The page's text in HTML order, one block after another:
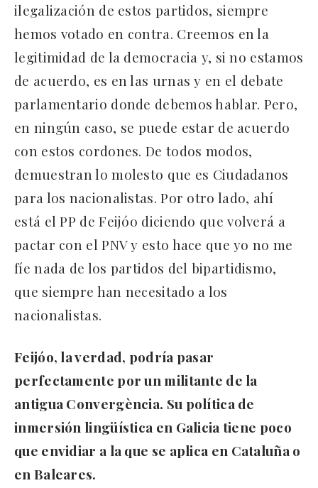
ilegalización de estos partidos, siempre
hemos votado en contra. Creemos en la
legitimidad de la democracia y, si no estamos
de acuerdo, es en las urnas y en el debate
parlamentario donde debemos hablar. Pero,
en ningún caso, se puede estar de acuerdo
con estos cordones. De todos modos,
demuestran lo molesto que es Ciudadanos
para los nacionalistas. Por otro lado, ahí
está el PP de Feijóo diciendo que volverá a
pactar con el PNV y esto hace que yo no me
fíe nada de los partidos del bipartidismo,
que siempre han necesitado a los
nacionalistas.
Feijóo, la verdad, podría pasar
perfectamente por un militante de la
antigua Convergència. Su política de
inmersión lingüística en Galicia tiene poco
que envidiar a la que se aplica en Cataluña o
en Baleares.